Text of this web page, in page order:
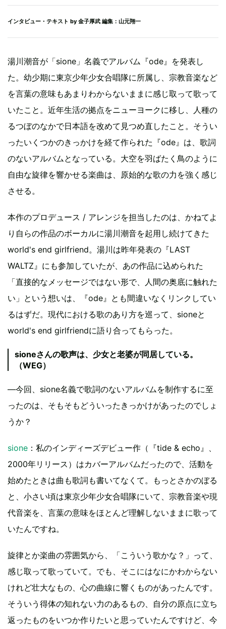
インタビュー・テキスト by 金子厚武 編集：山元翔一
湯川潮音が「sione」名義でアルバム『ode』を発表し
た。幼少期に東京少年少女合唱隊に所属し、宗教音楽など
を言葉の意味もあまりわからないままに感じ取って歌って
いたこと。近年生活の拠点をニューヨークに移し、人種の
るつぼのなかで日本語を改めて見つめ直したこと。そうい
ったいくつかのきっかけを経て作られた『ode』は、歌詞
のないアルバムとなっている。大空を羽ばたく鳥のように
自由な旋律を響かせる楽曲は、原始的な歌の力を強く感じ
させる。
本作のプロデュース / アレンジを担当したのは、かねてよ
り自らの作品のボーカルに湯川潮音を起用し続けてきた
world's end girlfriend。湯川は昨年発表の『LAST
WALTZ』にも参加していたが、あの作品に込められた
「直接的なメッセージではない形で、人間の奥底に触れた
い」という想いは、『ode』とも間違いなくリンクしてい
るはずだ。現代における歌のあり方を巡って、sioneと
world's end girlfriendに語り合ってもらった。
sioneさんの歌声は、少女と老婆が同居している。
（WEG）
―今回、sione名義で歌詞のないアルバムを制作するに至
ったのは、そもそもどういったきっかけがあったのでしょ
うか？
sione ：私のインディーズデビュー作（『tide & echo』、
2000年リリース）はカバーアルバムだったので、活動を
始めたときは曲も歌詞も書いてなくて。もっとさかのぼる
と、小さい頃は東京少年少女合唱隊にいて、宗教音楽や現
代音楽を、言葉の意味をほとんど理解しないままに歌って
いたんですね。
旋律とか楽曲の雰囲気から、「こういう歌かな？」って、
感じ取って歌っていて。でも、そこにはなにかわからない
けれど壮大なもの、心の曲線に響くものがあったんです。
そういう得体の知れない力のあるもの、自分の原点に立ち
返ったものをいつか作りたいと思っていたんですけど、今